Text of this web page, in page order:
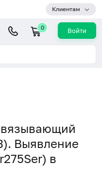
Клиентам
0 Войти
Выявление
в